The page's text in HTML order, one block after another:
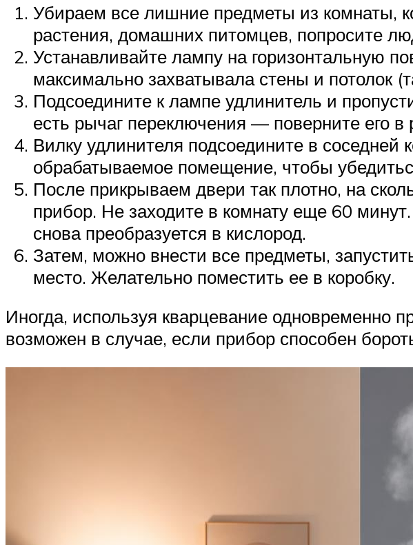
Убираем все лишние предметы из комнаты,
растения, домашних питомцев, попросите
Устанавливайте лампу на горизонтальную
максимально захватывала стены и потолок
Подсоедините к лампе удлинитель и
есть рычаг переключения — поверните его в
Вилку удлинителя подсоедините в соседней
обрабатываемое помещение, чтобы
После прикрываем двери так плотно, на
прибор. Не заходите в комнату еще 60
снова преобразуется в кислород.
Затем, можно внести все предметы,
место. Желательно поместить ее в коробку.
Иногда, используя кварцевание одновременно
возможен в случае, если прибор способен